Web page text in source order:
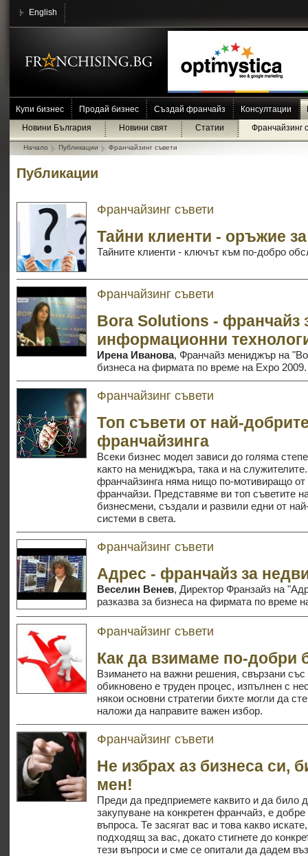
English
Купи бизнес Продай бизнес Създай франчайз Консултации
Новини България
Новини свят Статии Франчайзинг
Начало Публикации Франчайзинг съвети
Публикации
Франчайзинг съвети
Тайни клиенти - оръжие
Тайните клиенти - ключът към по-добро
Франчайзинг съвети
Bora Solutions - франчайз
информационни
Ирена Иванова, Франчайз мениджър на
бизнеса на фирмата по време на Expo 2009.
Франчайзинг съвети
Топ съвети от най-
франчайзинга
Всеки бизнес модел зависи до голяма
както на мениджъра, така и на
франчайзинга няма нищо по-мотивиращо от
франчайзи. Представяме ви топ съветите
бизнесмени, създали и развили едни от
системи в света.
Франчайзинг съвети
Адрес - франчайз за
Веселин Венев, Директор Франзайз на
разказва за бизнеса на фирмата по време
Франчайзинг съвети
Как да взимаме по-добри
Взимането на важни решения, свързани
обикновено е труден процес, изпълнен с
някои основни стратегии бихте могли да
наложи да направите важен избор.
Франчайзинг съвети
Не избрах аз бизнеса си,
мен!
Преди да предприемете каквито и да било
закупуване на конкретен франчайз, е
въпроса. Те засягат вас и това какво
подходящ за вас, докато стигнете до
тези въпроси и сме се опитали да дадем